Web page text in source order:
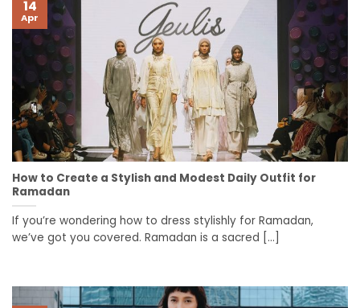
How to Create a Stylish and Modest Daily Outfit for
Ramadan
If you’re wondering how to dress stylishly for Ramadan,
we’ve got you covered. Ramadan is a sacred [...]
14
Apr